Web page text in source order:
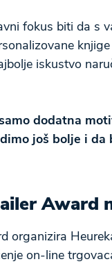
fokus biti da s
iskustvo
dodatna
još bolje i da
Award
organizira
on-line